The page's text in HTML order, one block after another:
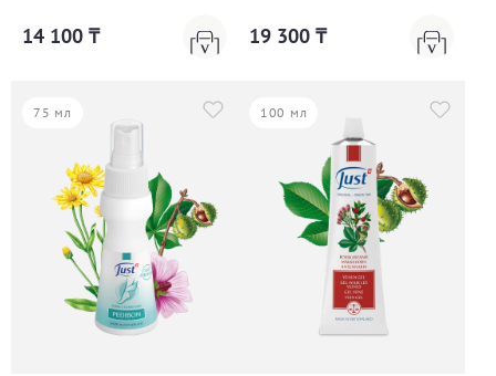
14 100 ₸ 19 300 ₸
75 мл 100 мл